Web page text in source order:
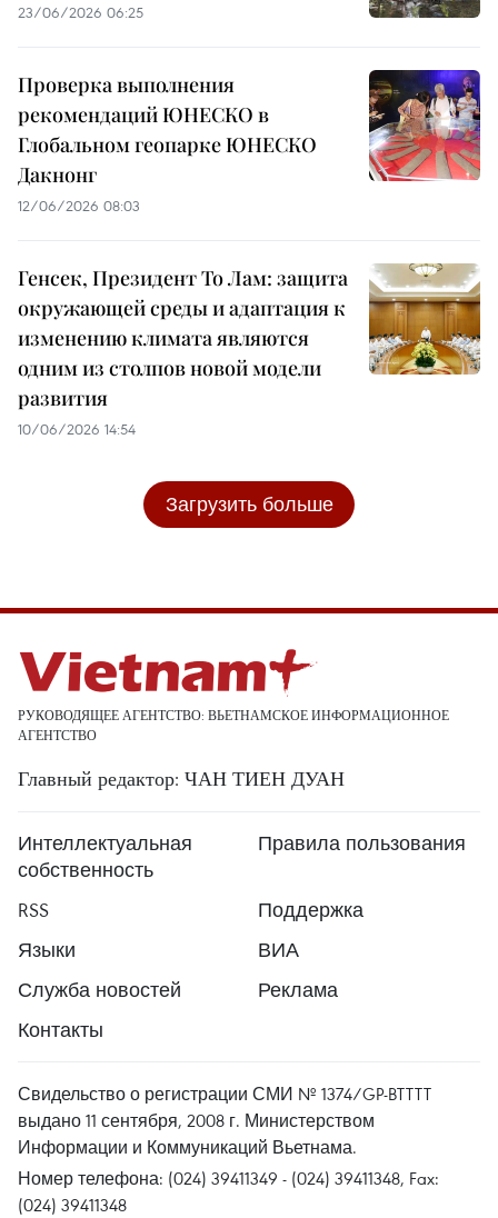
23/06/2026 06:25
Проверка выполнения
рекомендаций ЮНЕСКО в
Глобальном геопарке ЮНЕСКО
Дакнонг
12/06/2026 08:03
Генсек, Президент То Лам: защита
окружающей среды и адаптация к
изменению климата являются
одним из столпов новой модели
развития
10/06/2026 14:54
Загрузить больше
РУКОВОДЯЩЕЕ АГЕНТСТВО: ВЬЕТНАМСКОЕ ИНФОРМАЦИОННОЕ
АГЕНТСТВО
Главный редактор: ЧАН ТИЕН ДУАН
Интеллектуальная
собственность
Правила пользования
RSS
Поддержка
Языки
ВИА
Служба новостей
Реклама
Контакты
Свидельство о регистрации СМИ № 1374/GP-BTTTT
выдано 11 сентября, 2008 г. Министерством
Информации и Коммуникаций Вьетнама.
Номер телефона: (024) 39411349 - (024) 39411348, Fax:
(024) 39411348